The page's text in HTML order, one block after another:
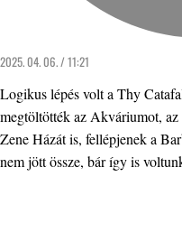
2025. 04. 06. / 11:21
Logikus lépés volt a Thy
megtöltötték az Akváriumot,
Zene Házát is, fellépjenek a
nem jött össze, bár így is